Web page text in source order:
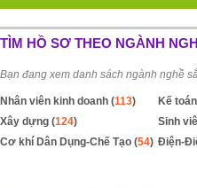
TÌM HỒ SƠ THEO NGÀNH
Bạn đang xem danh sách ngành nghề
Nhân viên kinh doanh (113) Kế
Xây dựng (124) Sinh
Cơ khí Dân Dụng-Chế Tạo (54) Điện-